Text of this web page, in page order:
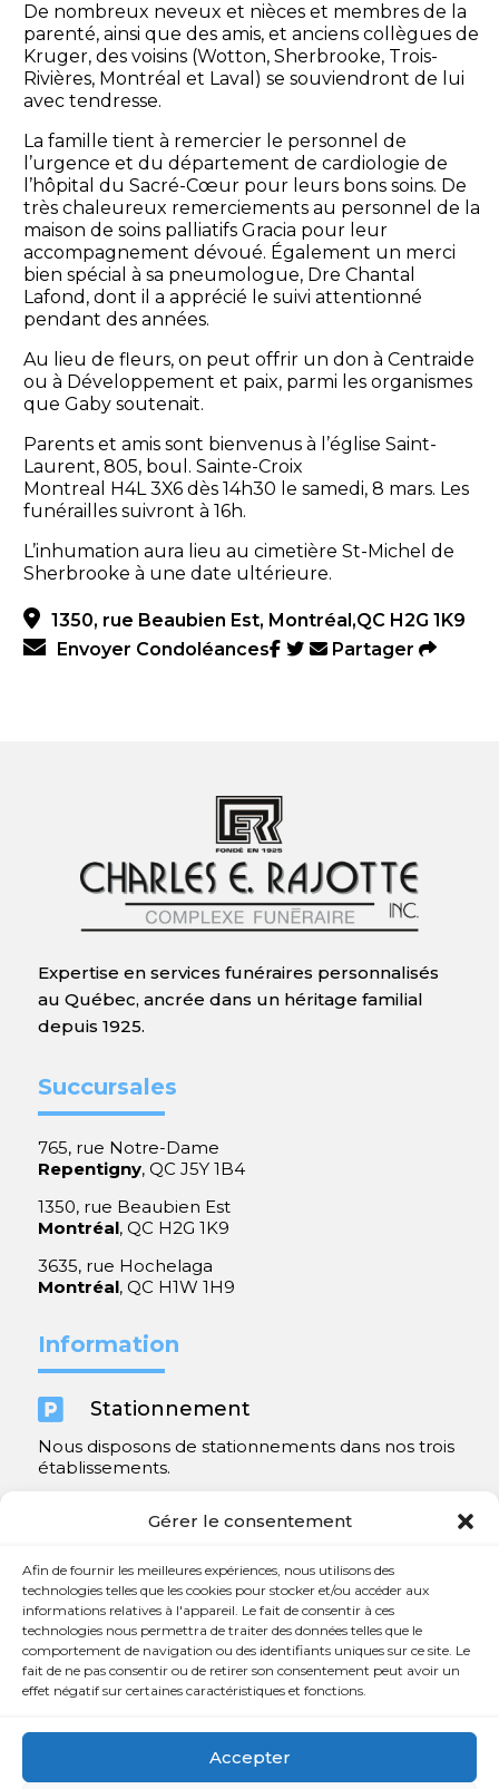
Gérer le consentement
Afin de fournir les meilleures expériences, nous utilisons des
technologies telles que les cookies pour stocker et/ou accéder aux
informations relatives à l'appareil. Le fait de consentir à ces
technologies nous permettra de traiter des données telles que le
comportement de navigation ou des identifiants uniques sur ce site. Le
fait de ne pas consentir ou de retirer son consentement peut avoir un
effet négatif sur certaines caractéristiques et fonctions.
Accepter
De nombreux neveux et nièces et membres de la
parenté, ainsi que des amis, et anciens collègues de
Kruger, des voisins (Wotton, Sherbrooke, Trois-
Rivières, Montréal et Laval) se souviendront de lui
avec tendresse.
La famille tient à remercier le personnel de
l’urgence et du département de cardiologie de
l’hôpital du Sacré-Cœur pour leurs bons soins. De
très chaleureux remerciements au personnel de la
maison de soins palliatifs Gracia pour leur
accompagnement dévoué. Également un merci
bien spécial à sa pneumologue, Dre Chantal
Lafond, dont il a apprécié le suivi attentionné
pendant des années.
Au lieu de fleurs, on peut offrir un don à Centraide
ou à Développement et paix, parmi les organismes
que Gaby soutenait.
Parents et amis sont bienvenus à l’église Saint-
Laurent, 805, boul. Sainte-Croix
Montreal H4L 3X6 dès 14h30 le samedi, 8 mars. Les
funérailles suivront à 16h.
L’inhumation aura lieu au cimetière St-Michel de
Sherbrooke à une date ultérieure.
1350, rue Beaubien Est, Montréal,QC H2G 1K9
Envoyer Condoléances
Partager
Expertise en services funéraires personnalisés
au Québec, ancrée dans un héritage familial
depuis 1925.
Succursales
765, rue Notre-Dame
Repentigny, QC J5Y 1B4
1350, rue Beaubien Est
Montréal, QC H2G 1K9
3635, rue Hochelaga
Montréal, QC H1W 1H9
Information
 Stationnement
Nous disposons de stationnements dans nos trois
établissements.
Contact
 450 654-3342
 info@charlesrajotte.com
765, rue Notre-Dame